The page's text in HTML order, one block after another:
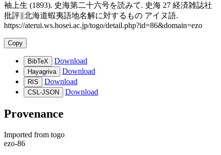
袖上生 (1893). 史海第二十六号を読みて. 史海 27 経済雑誌社
批評∥北海道蝦夷語地名解に対するもの アイヌ語.
https://aterui.ws.hosei.ac.jp/togo/detail.php?id=86&domain=ezo
Copy
BibTeX Download
Hayagriva Download
RIS Download
CSL-JSON Download
Provenance
Imported from togo
ezo-86